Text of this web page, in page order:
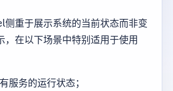
重于展示系统的当前状态而非变
，在以下场景中特别适用于使用
服务的运行状态；